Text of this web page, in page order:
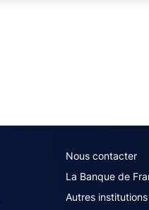
ACPR footer
Nous contacter
La Banque de
Autres institutions